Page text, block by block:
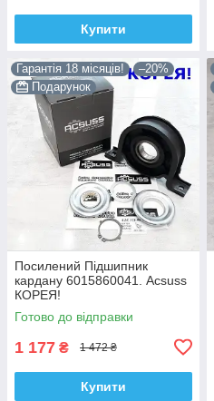
Купити
Гарантія 18 місяців!
–20%
Подарунок
Посилений Підшипник
кардану 6015860041. Acsuss
КОРЕЯ!
Готово до відправки
1 177 ₴ 1 472 ₴
Купити